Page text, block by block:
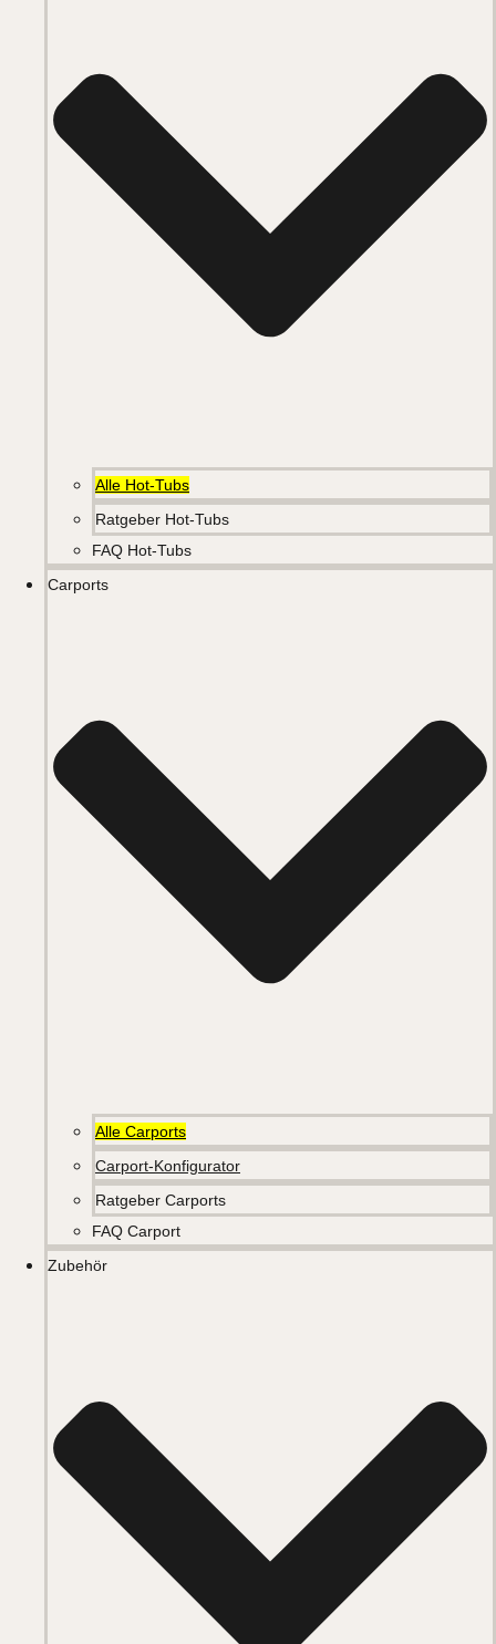
Alle Hot-Tubs
Ratgeber Hot-Tubs
FAQ Hot-Tubs
Carports
Alle Carports
Carport-Konfigurator
Ratgeber Carports
FAQ Carport
Zubehör